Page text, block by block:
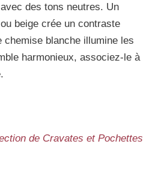
des tons neutres. Un
beige crée un contraste
chemise blanche illumine les
harmonieux, associez-le à
de Cravates et Pochettes